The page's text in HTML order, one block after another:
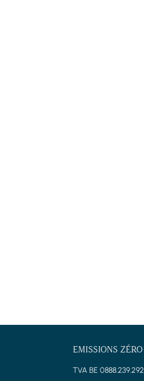
EMISSIONS ZÉRO
TVA BE 0888.239.292